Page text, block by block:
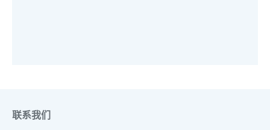
联系我们